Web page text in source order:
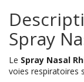
Spray
Le Spray Nasal
voies respiratoires